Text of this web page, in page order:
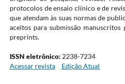
protocolos de ensaio clínico e de
que atendam às suas normas de
aceitos para submissão
preprints.
ISSN eletrônico: 2238-7234
Acessar revista
Edição Atual